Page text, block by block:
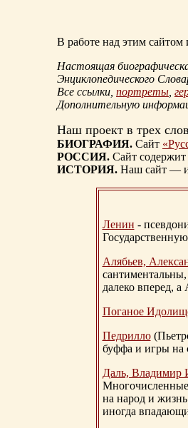
В работе над этим сайтом
Настоящая
Энциклопедического
Все ссылки, портреты
Дополнительную
Наш проект в трех
БИОГРАФИЯ. Сайт
РОССИЯ. Сайт
ИСТОРИЯ. Наш сайт —
Ленин -
Алябьев,
далеко вперед, а
Поганое
Педрилло
буффа и игры на
Даль, Владимир
Многочисленные
на народ и
иногда